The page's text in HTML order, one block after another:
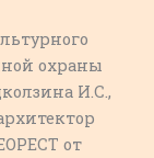
охраны
И.С.,
от